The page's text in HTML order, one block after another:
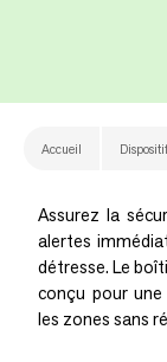
Accueil
Assurez la
alertes
détresse. Le
conçu pour
les zones sans